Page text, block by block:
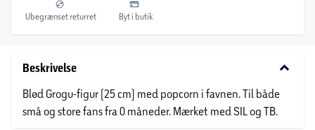
Ubegrænset returret Byt i butik
Beskrivelse keyboard_arrow_down
Blød Grogu-figur (25 cm) med popcorn i favnen. Til både
små og store fans fra 0 måneder. Mærket med SIL og TB.